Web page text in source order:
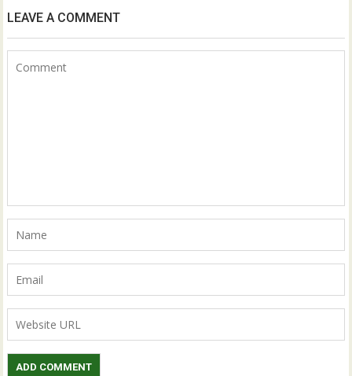
LEAVE A COMMENT